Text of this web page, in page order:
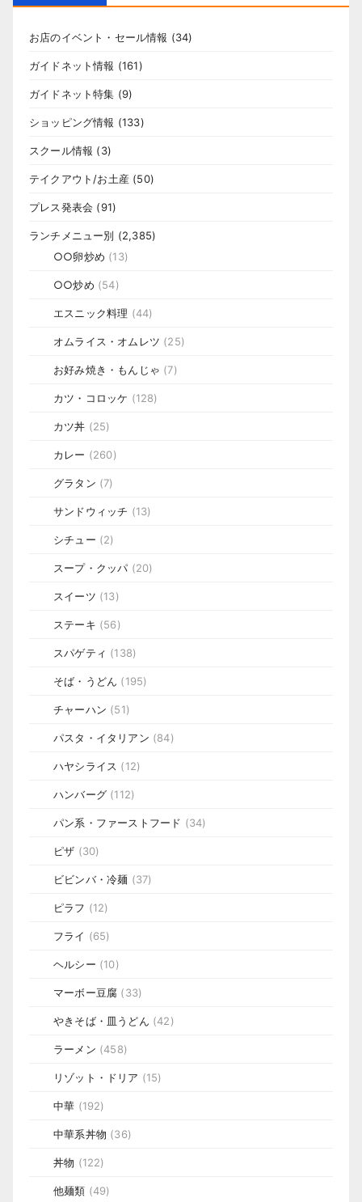
お店のイベント・セール情報 (34)
ガイドネット情報 (161)
ガイドネット特集 (9)
ショッピング情報 (133)
スクール情報 (3)
テイクアウト/お土産 (50)
プレス発表会 (91)
ランチメニュー別 (2,385)
○○卵炒め (13)
○○炒め (54)
エスニック料理 (44)
オムライス・オムレツ (25)
お好み焼き・もんじゃ (7)
カツ・コロッケ (128)
カツ丼 (25)
カレー (260)
グラタン (7)
サンドウィッチ (13)
シチュー (2)
スープ・クッパ (20)
スイーツ (13)
ステーキ (56)
スパゲティ (138)
そば・うどん (195)
チャーハン (51)
パスタ・イタリアン (84)
ハヤシライス (12)
ハンバーグ (112)
パン系・ファーストフード (34)
ピザ (30)
ビビンバ・冷麺 (37)
ピラフ (12)
フライ (65)
ヘルシー (10)
マーボー豆腐 (33)
やきそば・皿うどん (42)
ラーメン (458)
リゾット・ドリア (15)
中華 (192)
中華系丼物 (36)
丼物 (122)
他麺類 (49)